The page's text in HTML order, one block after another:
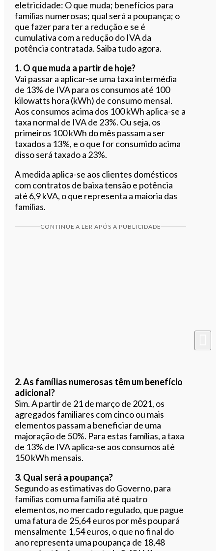
eletricidade: O que muda; benefícios para
famílias numerosas; qual será a poupança; o
que fazer para ter a redução e se é
cumulativa com a redução do IVA da
potência contratada. Saiba tudo agora.
1. O que muda a partir de hoje?
Vai passar a aplicar-se uma taxa intermédia
de 13% de IVA para os consumos até 100
kilowatts hora (kWh) de consumo mensal.
Aos consumos acima dos 100 kWh aplica-se a
taxa normal de IVA de 23%. Ou seja, os
primeiros 100 kWh do mês passam a ser
taxados a 13%, e o que for consumido acima
disso será taxado a 23%.
A medida aplica-se aos clientes domésticos
com contratos de baixa tensão e potência
até 6,9 kVA, o que representa a maioria das
famílias.
CONTINUE A LER APÓS A PUBLICIDADE
2. As famílias numerosas têm um benefício
adicional?
Sim. A partir de 21 de março de 2021, os
agregados familiares com cinco ou mais
elementos passam a beneficiar de uma
majoração de 50%. Para estas famílias, a taxa
de 13% de IVA aplica-se aos consumos até
150 kWh mensais.
3. Qual será a poupança?
Segundo as estimativas do Governo, para
famílias com uma família até quatro
elementos, no mercado regulado, que pague
uma fatura de 25,64 euros por mês poupará
mensalmente 1,54 euros, o que no final do
ano representa uma poupança de 18,48